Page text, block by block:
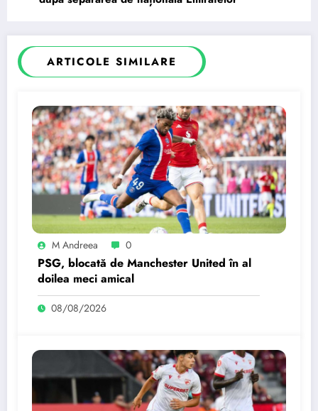
ARTICOLE SIMILARE
M Andreea 0
PSG, blocată de Manchester United în al
doilea meci amical
08/08/2026